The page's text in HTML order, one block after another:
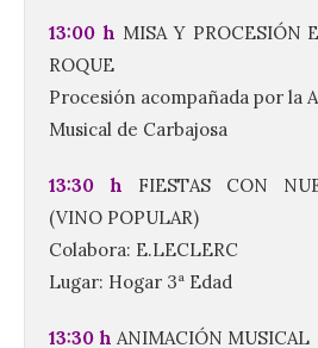
13:00 h MISA Y PROCESIÓN
ROQUE
Procesión acompañada por la
Musical de Carbajosa
13:30 h FIESTAS CON
(VINO POPULAR)
Colabora: E.LECLERC
Lugar: Hogar 3ª Edad
13:30 h ANIMACIÓN MUSICAL